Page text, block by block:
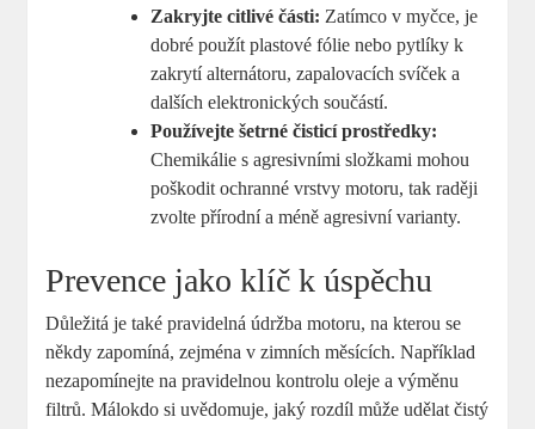
Zakryjte citlivé části: Zatímco v myčce, je
dobré použít plastové fólie nebo pytlíky k
zakrytí alternátoru, zapalovacích svíček a
dalších elektronických součástí.
Používejte šetrné čisticí prostředky:
Chemikálie s agresivními složkami mohou
poškodit ochranné vrstvy motoru, tak raději
zvolte přírodní a méně agresivní varianty.
Prevence jako klíč k úspěchu
Důležitá je také pravidelná údržba motoru, na kterou se
někdy zapomíná, zejména v zimních měsících. Například
nezapomínejte na pravidelnou kontrolu oleje a výměnu
filtrů. Málokdo si uvědomuje, jaký rozdíl může udělat čistý